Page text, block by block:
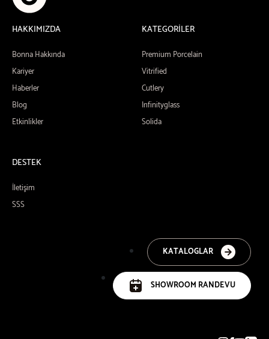
HAKKIMIZDA
Bonna Hakkında
Kariyer
Haberler
Blog
Etkinlikler
KATEGORİLER
Premium Porcelain
Vitrified
Cutlery
Infinityglass
Solida
DESTEK
İletişim
SSS
KATALOGLAR
SHOWROOM RANDEVU